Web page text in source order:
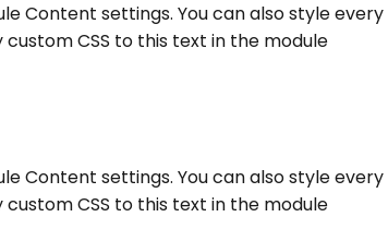
Content settings. You can also style every
CSS to this text in the module
Content settings. You can also style every
CSS to this text in the module